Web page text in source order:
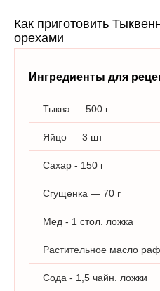
Как приготовить
орехами
Ингредиенты для
Тыква — 500 г
Яйцо — 3 шт
Сахар - 150 г
Сгущенка — 70 г
Мед - 1 стол. ложка
Растительное масло
Сода - 1,5 чайн. ложки